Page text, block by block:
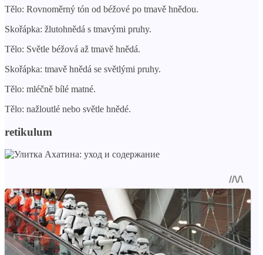
Tělo: Rovnoměrný tón od béžové po tmavě hnědou.
Skořápka: žlutohnědá s tmavými pruhy.
Tělo: Světle béžová až tmavě hnědá.
Skořápka: tmavě hnědá se světlými pruhy.
Tělo: mléčně bílé matné.
Tělo: nažloutlé nebo světle hnědé.
retikulum